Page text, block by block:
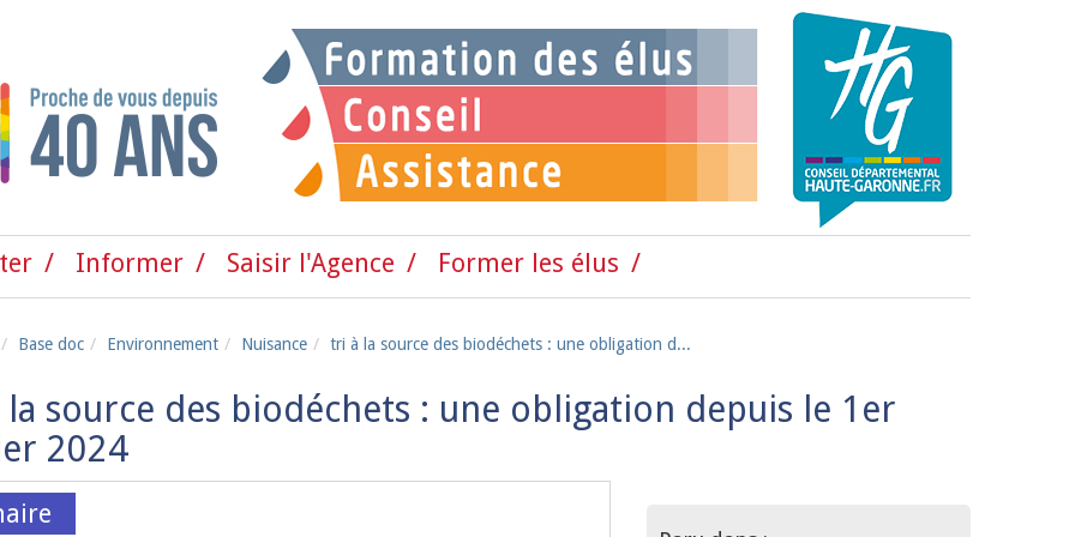
Informer Saisir l'Agence Former les élus
Base doc Environnement Nuisance tri à la source des biodéchets : une obligation d...
la source des biodéchets : une obligation depuis le 1er
2024